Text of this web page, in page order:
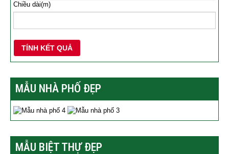
Chiều dài(m)
TÍNH KẾT QUẢ
MẪU NHÀ PHỐ ĐẸP
MẪU BIỆT THỰ ĐẸP